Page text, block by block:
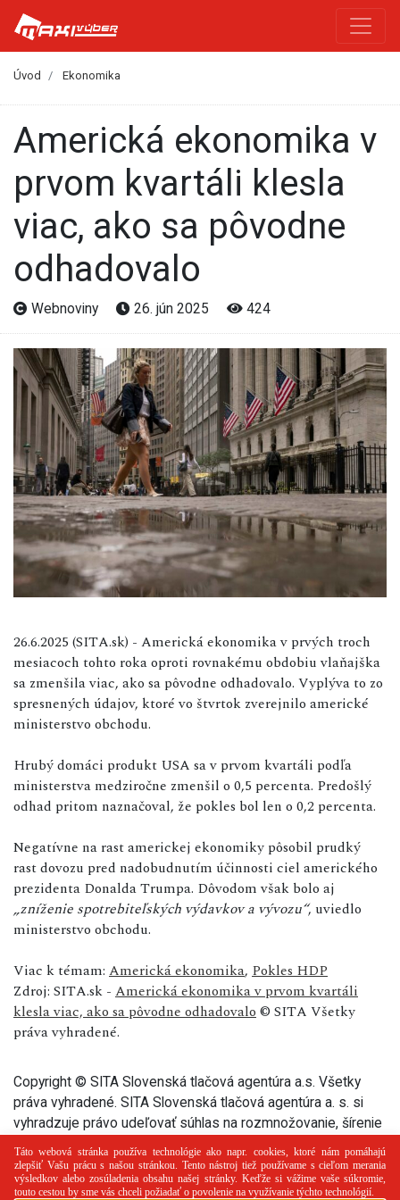
Úvod Ekonomika
Americká ekonomika v
prvom kvartáli klesla
viac, ako sa pôvodne
odhadovalo
Webnoviny 26. jún 2025 424
26.6.2025 (SITA.sk) - Americká ekonomika v prvých troch
mesiacoch tohto roka oproti rovnakému obdobiu vlaňajška
sa zmenšila viac, ako sa pôvodne odhadovalo. Vyplýva to zo
spresnených údajov, ktoré vo štvrtok zverejnilo americké
ministerstvo obchodu.
Hrubý domáci produkt USA sa v prvom kvartáli podľa
ministerstva medziročne zmenšil o 0,5 percenta. Predošlý
odhad pritom naznačoval, že pokles bol len o 0,2 percenta.
Negatívne na rast americkej ekonomiky pôsobil prudký
rast dovozu pred nadobudnutím účinnosti ciel amerického
prezidenta Donalda Trumpa. Dôvodom však bolo aj
„zníženie spotrebiteľských výdavkov a vývozu“, uviedlo
ministerstvo obchodu.
Viac k témam: Americká ekonomika, Pokles HDP
Zdroj: SITA.sk - Americká ekonomika v prvom kvartáli
klesla viac, ako sa pôvodne odhadovalo © SITA Všetky
práva vyhradené.
Copyright © SITA Slovenská tlačová agentúra a.s. Všetky
práva vyhradené. SITA Slovenská tlačová agentúra a. s. si
vyhradzuje právo udeľovať súhlas na rozmnožovanie, šírenie